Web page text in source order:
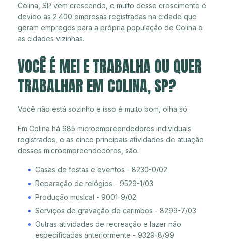
Colina, SP vem crescendo, e muito desse crescimento é
devido às 2.400 empresas registradas na cidade que
geram empregos para a própria população de Colina e
as cidades vizinhas.
VOCÊ É MEI E TRABALHA OU QUER
TRABALHAR EM COLINA, SP?
Você não está sozinho e isso é muito bom, olha só:
Em Colina há 985 microempreendedores individuais
registrados, e as cinco principais atividades de atuação
desses microempreendedores, são:
Casas de festas e eventos - 8230-0/02
Reparação de relógios - 9529-1/03
Produção musical - 9001-9/02
Serviços de gravação de carimbos - 8299-7/03
Outras atividades de recreação e lazer não
especificadas anteriormente - 9329-8/99